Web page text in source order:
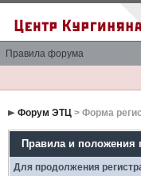
Правила форума
Форум ЭТЦ> Форма
Правила и положения
Для продолжения